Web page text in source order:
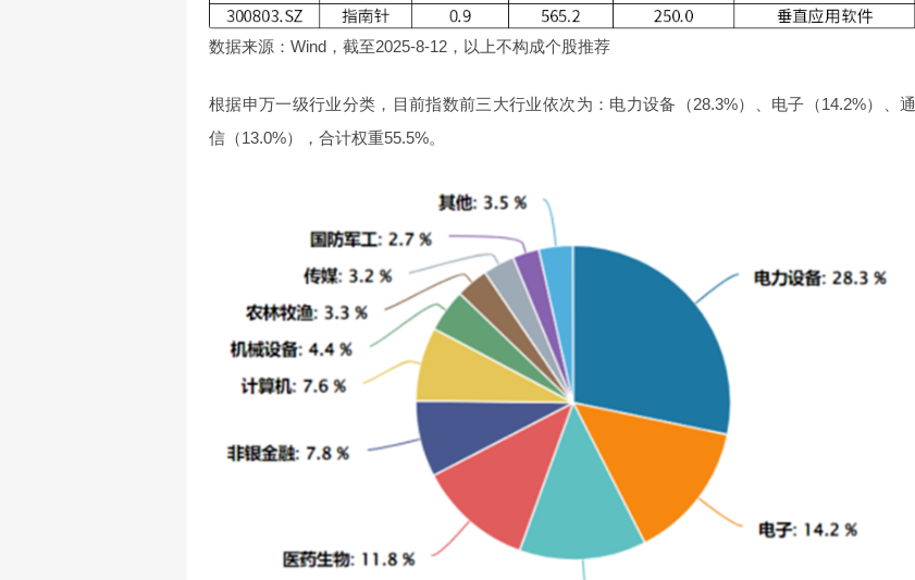
数据来源：Wind，截至2025-8-12，以上不构成个股推荐
根据申万一级行业分类，目前指数前三大行业依次为：电力设备（28.3%）、电子（14.2%）、通
信（13.0%），合计权重55.5%。